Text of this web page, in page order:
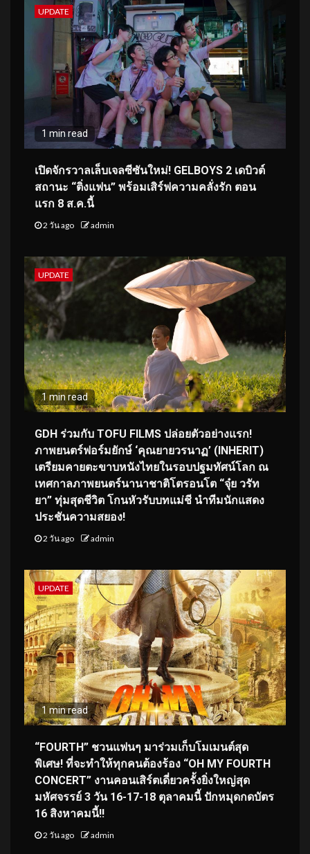
UPDATE
1 min read
เปิดจักรวาลเล็บเจลซีซันใหม่! GELBOYS 2 เดบิวต์
สถานะ “ติ่งแฟน” พร้อมเสิร์ฟความคลั่งรัก ตอน
แรก 8 ส.ค.นี้
2 วัน ago admin
UPDATE
1 min read
GDH ร่วมกับ TOFU FILMS ปล่อยตัวอย่างแรก!
ภาพยนตร์ฟอร์มยักษ์ ‘คุณยายวรนาฏ’ (INHERIT)
เตรียมคายตะขาบหนังไทยในรอบปฐมทัศน์โลก ณ
เทศกาลภาพยนตร์นานาชาติโตรอนโต “จุ๋ย วรัท
ยา” ทุ่มสุดชีวิต โกนหัวรับบทแม่ชี นำทีมนักแสดง
ประชันความสยอง!
2 วัน ago admin
UPDATE
1 min read
“FOURTH” ชวนแฟนๆ มาร่วมเก็บโมเมนต์สุด
พิเศษ! ที่จะทำให้ทุกคนต้องร้อง “OH MY FOURTH
CONCERT” งานคอนเสิร์ตเดี่ยวครั้งยิ่งใหญ่สุด
มหัศจรรย์ 3 วัน 16-17-18 ตุลาคมนี้ ปักหมุดกดบัตร
16 สิงหาคมนี้!!
2 วัน ago admin